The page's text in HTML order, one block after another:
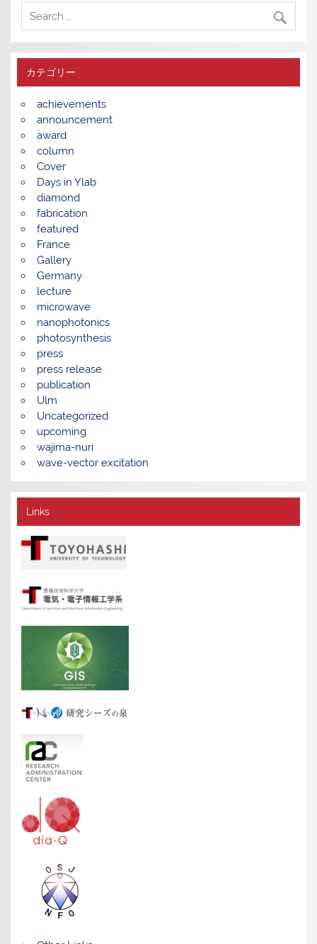
カテゴリー
achievements
announcement
award
column
Cover
Days in Ylab
diamond
fabrication
featured
France
Gallery
Germany
lecture
microwave
nanophotonics
photosynthesis
press
press release
publication
Ulm
Uncategorized
upcoming
wajima-nuri
wave-vector excitation
Links